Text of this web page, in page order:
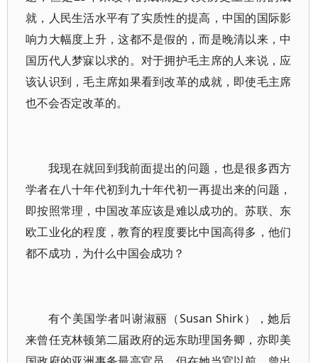
就，人民生活水平有了实质性的提高，中国的国际影
响力大幅度上升，这都不是假的，而是晚清以来，中
国历代人梦寐以求的。对于拥护毛主席的人来说，应
该认识到，毛主席如果看到改革的成就，即使毛主席
也不会否定改革的。
我现在就回到我前面提出的问题，也是很多西方
学者在八十年代初到九十年代初一再提出来的问题，
即按照常理，中国改革应该是难以成功的。苏联、东
欧工业化的程度，教育的程度要比中国高得多，他们
都不成功，为什么中国会成功？
有个美国学者叫谢淑丽（Susan Shirk），她后
来曾任克林顿第二届政府的远东助理国务卿，亦即美